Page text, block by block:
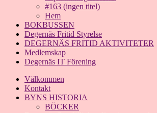
#163 (ingen titel)
Hem
BOKBUSSEN
Degernäs Fritid Styrelse
DEGERNÄS FRITID AKTIVITETER
Medlemskap
Degernäs IT Förening
Välkommen
Kontakt
BYNS HISTORIA
BÖCKER